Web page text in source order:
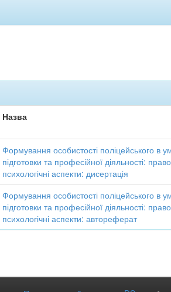
Назва
Формування особистості поліцейського в
підготовки та професійної діяльності:
психологічні аспекти: дисертація
Формування особистості поліцейського в
підготовки та професійної діяльності:
психологічні аспекти: автореферат